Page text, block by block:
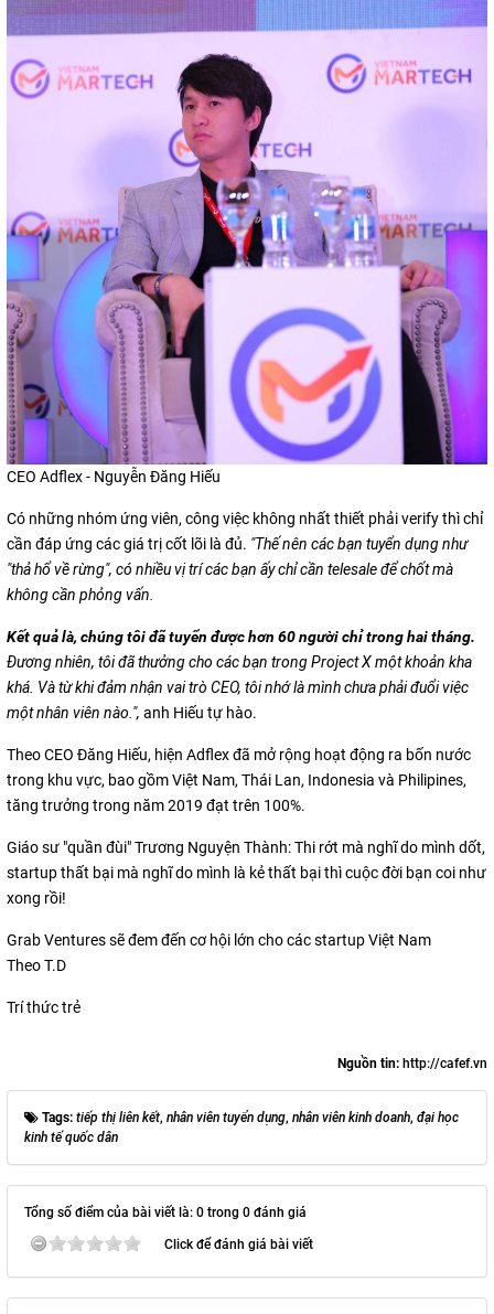
CEO Adflex - Nguyễn Đăng Hiếu
Có những nhóm ứng viên, công việc không nhất thiết phải verify thì chỉ
cần đáp ứng các giá trị cốt lõi là đủ. "Thế nên các bạn tuyển dụng như
"thả hổ về rừng", có nhiều vị trí các bạn ấy chỉ cần telesale để chốt mà
không cần phỏng vấn.
Kết quả là, chúng tôi đã tuyển được hơn 60 người chỉ trong hai tháng.
Đương nhiên, tôi đã thưởng cho các bạn trong Project X một khoản kha
khá. Và từ khi đảm nhận vai trò CEO, tôi nhớ là mình chưa phải đuổi việc
một nhân viên nào.", anh Hiếu tự hào.
Theo CEO Đăng Hiếu, hiện Adflex đã mở rộng hoạt động ra bốn nước
trong khu vực, bao gồm Việt Nam, Thái Lan, Indonesia và Philipines,
tăng trưởng trong năm 2019 đạt trên 100%.
Giáo sư "quần đùi" Trương Nguyện Thành: Thi rớt mà nghĩ do mình dốt,
startup thất bại mà nghĩ do mình là kẻ thất bại thì cuộc đời bạn coi như
xong rồi!
Grab Ventures sẽ đem đến cơ hội lớn cho các startup Việt Nam
Theo T.D
Trí thức trẻ
Nguồn tin: http://cafef.vn
Tags: tiếp thị liên kết, nhân viên tuyển dụng, nhân viên kinh doanh, đại học
kinh tế quốc dân
Tổng số điểm của bài viết là: 0 trong 0 đánh giá
Click để đánh giá bài viết